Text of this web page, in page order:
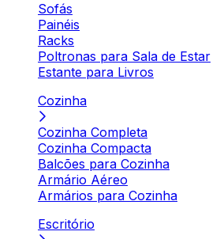
Sofás
Painéis
Racks
Poltronas para Sala de Estar
Estante para Livros
Cozinha
Cozinha Completa
Cozinha Compacta
Balcões para Cozinha
Armário Aéreo
Armários para Cozinha
Escritório